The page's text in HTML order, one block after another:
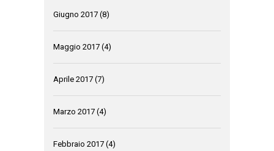
Giugno 2017 (8)
Maggio 2017 (4)
Aprile 2017 (7)
Marzo 2017 (4)
Febbraio 2017 (4)